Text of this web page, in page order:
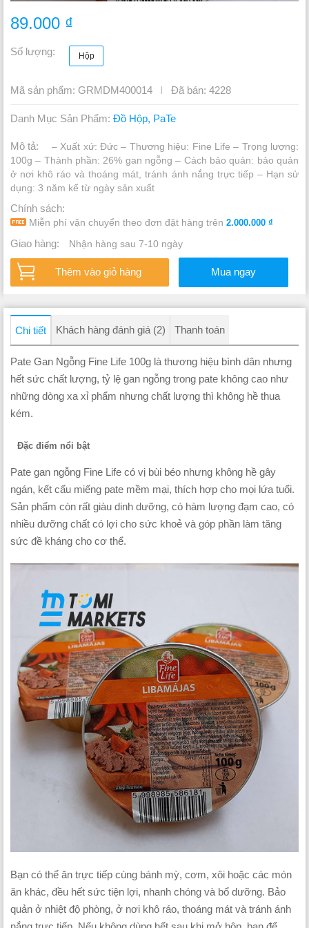
89.000 ₫
Số lượng: Hộp
Mã sản phẩm: GRMDM400014 Đã bán: 4228
Danh Mục Sản Phẩm: Đồ Hộp, PaTe
Mô tả: – Xuất xứ: Đức – Thương hiệu: Fine Life – Trọng lượng:
100g – Thành phần: 26% gan ngỗng – Cách bảo quản: bảo quản
ở nơi khô ráo và thoáng mát, tránh ánh nắng trực tiếp – Hạn sử
dụng: 3 năm kể từ ngày sản xuất
Chính sách:
Miễn phí vận chuyển theo đơn đặt hàng trên 2.000.000 ₫
Giao hàng: Nhận hàng sau 7-10 ngày
Thêm vào giỏ hàng Mua ngay
Chi tiết Khách hàng đánh giá (2) Thanh toán
Pate Gan Ngỗng Fine Life 100g là thương hiệu bình dân nhưng
hết sức chất lượng, tỷ lệ gan ngỗng trong pate không cao như
những dòng xa xỉ phẩm nhưng chất lượng thì không hề thua
kém.
Đặc điểm nổi bật
Pate gan ngỗng Fine Life có vị bùi béo nhưng không hề gây
ngán, kết cấu miếng pate mềm mại, thích hợp cho mọi lứa tuổi.
Sản phẩm còn rất giàu dinh dưỡng, có hàm lượng đạm cao, có
nhiều dưỡng chất có lợi cho sức khoẻ và góp phần làm tăng
sức đề kháng cho cơ thể.
Bạn có thể ăn trực tiếp cùng bánh mỳ, cơm, xôi hoặc các món
ăn khác, đều hết sức tiện lợi, nhanh chóng và bổ dưỡng. Bảo
quản ở nhiệt độ phòng, ở nơi khô ráo, thoáng mát và tránh ánh